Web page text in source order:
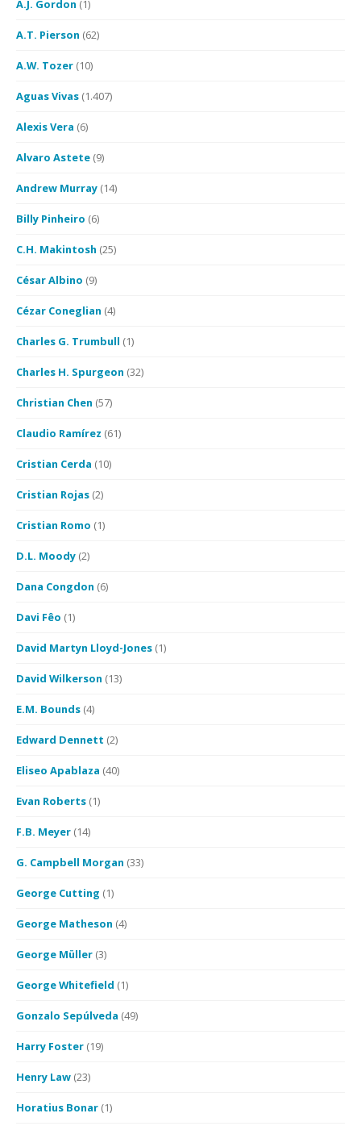
A.J. Gordon (1)
A.T. Pierson (62)
A.W. Tozer (10)
Aguas Vivas (1.407)
Alexis Vera (6)
Alvaro Astete (9)
Andrew Murray (14)
Billy Pinheiro (6)
C.H. Makintosh (25)
César Albino (9)
Cézar Coneglian (4)
Charles G. Trumbull (1)
Charles H. Spurgeon (32)
Christian Chen (57)
Claudio Ramírez (61)
Cristian Cerda (10)
Cristian Rojas (2)
Cristian Romo (1)
D.L. Moody (2)
Dana Congdon (6)
Davi Fêo (1)
David Martyn Lloyd-Jones (1)
David Wilkerson (13)
E.M. Bounds (4)
Edward Dennett (2)
Eliseo Apablaza (40)
Evan Roberts (1)
F.B. Meyer (14)
G. Campbell Morgan (33)
George Cutting (1)
George Matheson (4)
George Müller (3)
George Whitefield (1)
Gonzalo Sepúlveda (49)
Harry Foster (19)
Henry Law (23)
Horatius Bonar (1)